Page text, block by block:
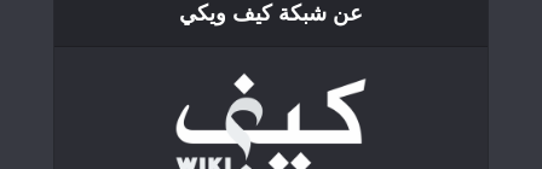
عن شبكة كيف ويكي